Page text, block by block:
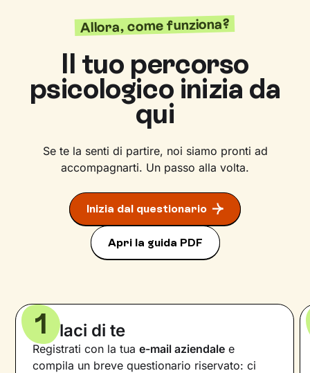
Allora, come funziona?
Il tuo percorso
psicologico inizia da
qui
Se te la senti di partire, noi siamo pronti ad
accompagnarti. Un passo alla volta.
Inizia dal questionario
Apri la guida PDF
Parlaci di te
Registrati con la tuae-mail aziendale e
compila un breve questionario riservato: ci
1